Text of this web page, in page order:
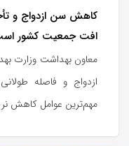
کاهش سن ازدواج و
افت جمعیت کشور
معاون بهداشت وزارت
ازدواج و فاصله
مهم‌ترین عوامل کاهش